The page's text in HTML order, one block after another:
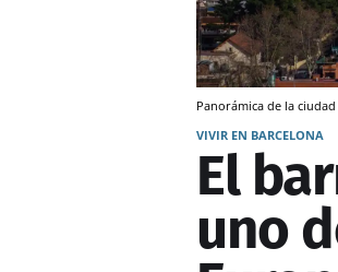
Panorámica de la
VIVIR EN BARCELONA
El
uno